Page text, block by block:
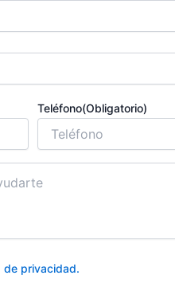
Teléfono(Obligatorio)
de privacidad.